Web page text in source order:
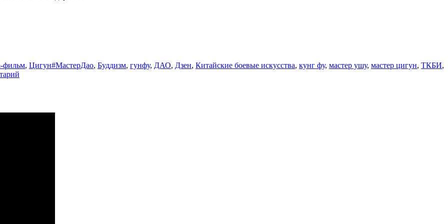
фильм, ЦигунМетки
#МастерДао, Буддизм, гунфу, ДАО, Дзен, Китайские боевые искусства, кунг фу, мастер ушу, мастер цигун, ТКБИ,